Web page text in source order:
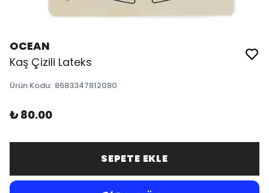
OCEAN
Kaş Çizili Lateks
Ürün Kodu: 8683347812080
₺ 80.00
SEPETE EKLE